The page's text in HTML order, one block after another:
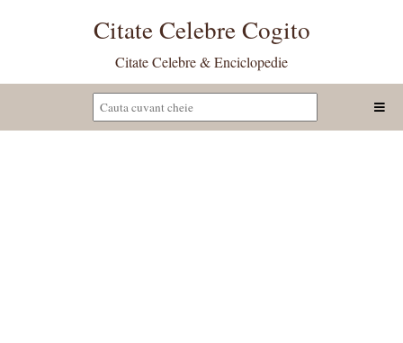
Citate Celebre Cogito
Citate Celebre & Enciclopedie